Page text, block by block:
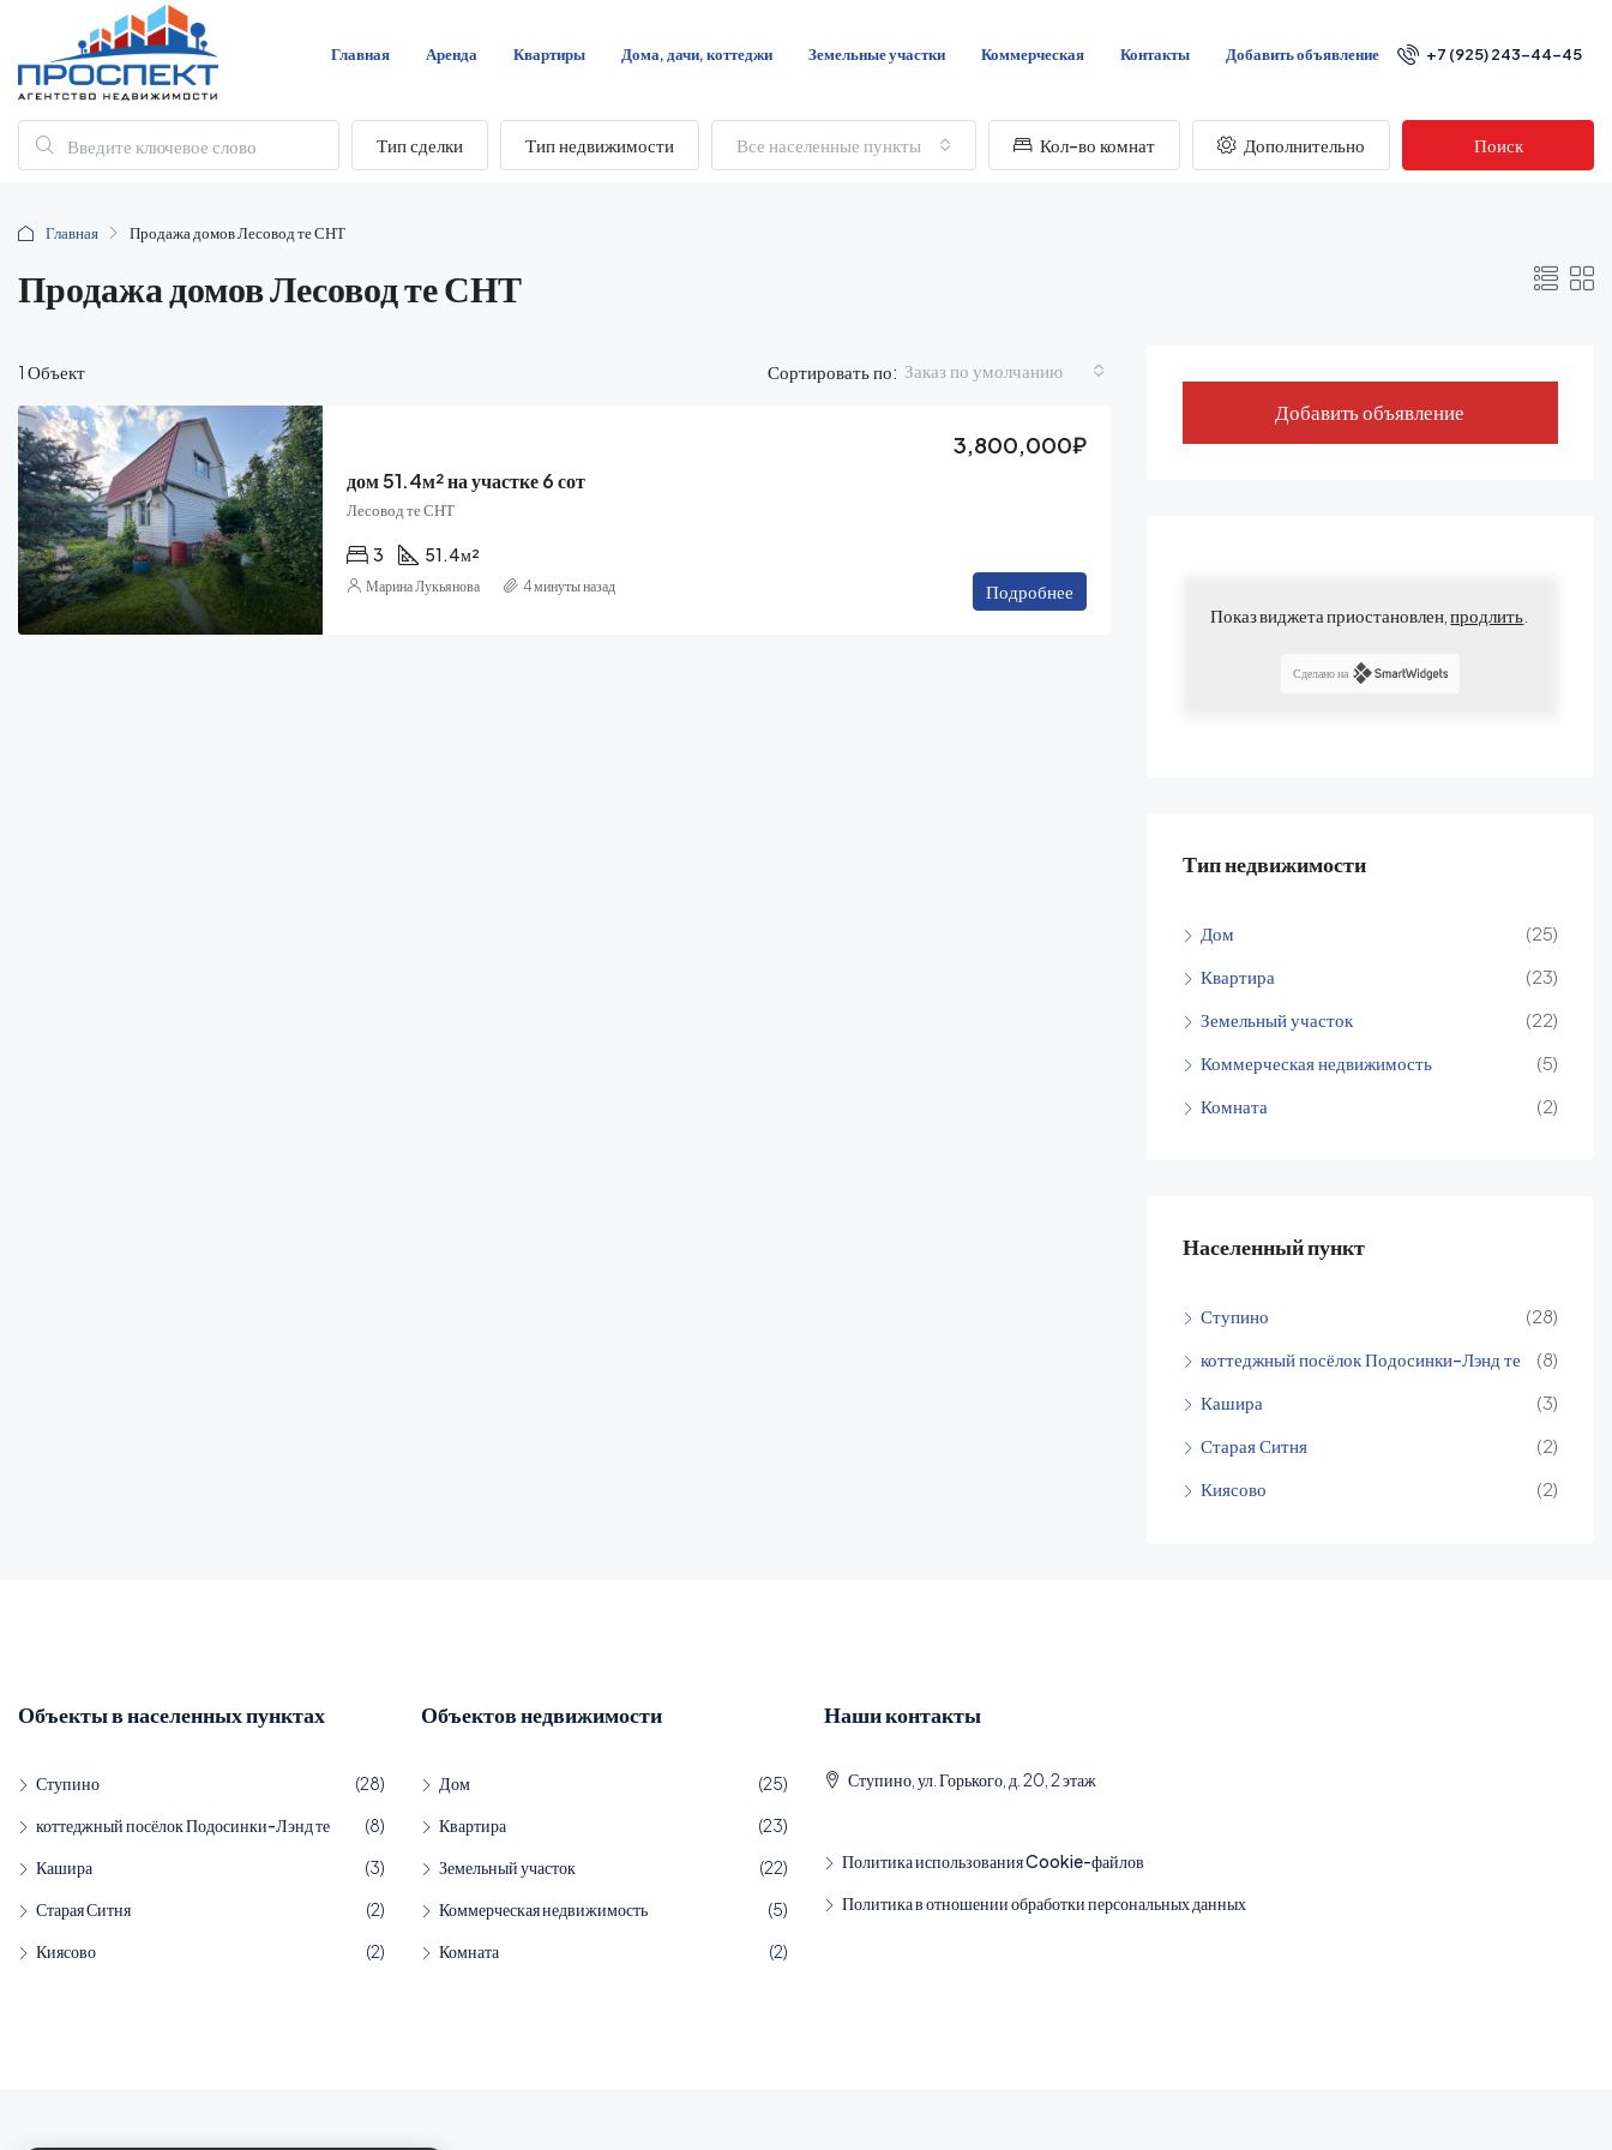
Главная Аренда Квартиры Дома, дачи, коттеджи Земельные участки Коммерческая Контакты Добавить объявление +7 (925) 243-44-45
Тип сделки Тип недвижимости Все населенные пункты Кол-во комнат Дополнительно Поиск
Главная Продажа домов Лесовод те СНТ
Продажа домов Лесовод те СНТ
1 Объект Сортировать по: Заказ по умолчанию
дом 51.4м² на участке 6 сот
3,800,000₽
Лесовод те СНТ
3 51.4м²
Подробнее
Марина Лукьянова 4 минуты назад
Добавить объявление
Показ виджета приостановлен,продлить
Сделано на
Тип недвижимости
Дом
(25)
Квартира
(23)
Земельный участок
(22)
Коммерческая недвижимость
(5)
Комната
(2)
Населенный пункт
Ступино
(28)
коттеджный посёлок Подосинки-Лэнд те
(8)
Кашира
(3)
Старая Ситня
(2)
Киясово
(2)
Объекты в населенных пунктах
Ступино
(28)
коттеджный посёлок Подосинки-Лэнд те
(8)
Кашира
(3)
Старая Ситня
(2)
Киясово
(2)
Объектов недвижимости
Дом
(25)
Квартира
(23)
Земельный участок
(22)
Коммерческая недвижимость
(5)
Комната
(2)
Наши контакты
Ступино, ул. Горького, д. 20, 2 этаж
Политика использования Cookie-файлов
Политика в отношении обработки персональных данных